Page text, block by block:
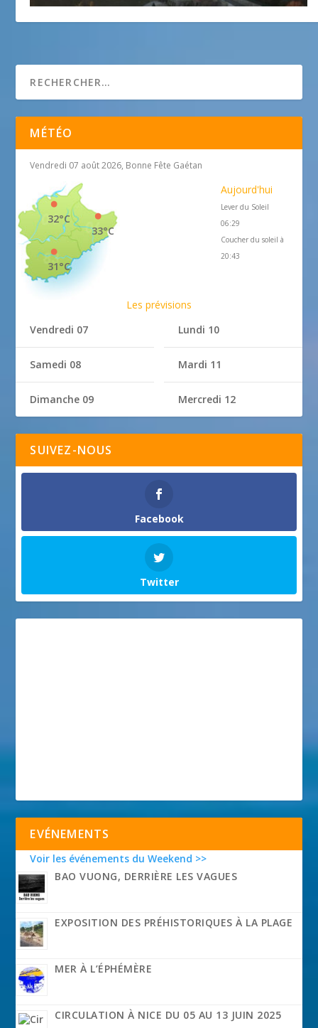
MÉTÉO
Vendredi 07 août 2026, Bonne Fête Gaétan
33°C
32°C
31°C
Aujourd'hui
Lever du Soleil
06:29
Coucher du soleil à
20:43
Les prévisions
Vendredi 07
Samedi 08
Dimanche 09
Lundi 10
Mardi 11
Mercredi 12
SUIVEZ-NOUS
Facebook
Twitter
EVÉNEMENTS
Voir les événements du Weekend >>
BAO VUONG, DERRIÈRE LES VAGUES
EXPOSITION DES PRÉHISTORIQUES À LA PLAGE
MER À L’ÉPHÉMÈRE
CIRCULATION À NICE DU 05 AU 13 JUIN 2025